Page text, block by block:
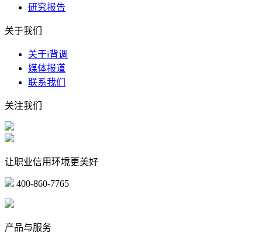
研究报告
关于我们
关于i背调
媒体报道
联系我们
关注我们
让职业信用环境更美好
400-860-7765
产品与服务